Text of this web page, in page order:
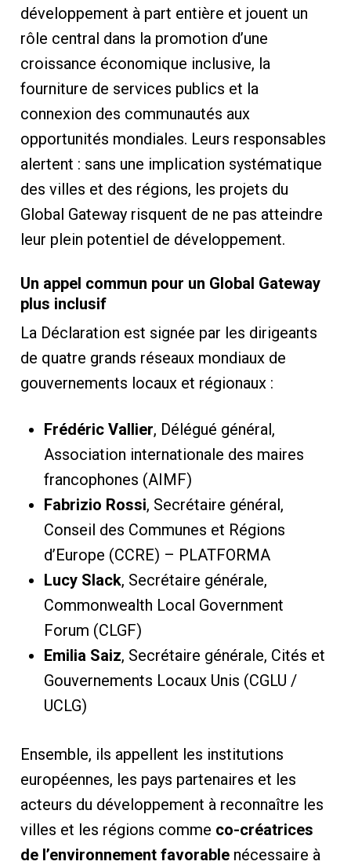
développement à part entière et jouent un
rôle central dans la promotion d’une
croissance économique inclusive, la
fourniture de services publics et la
connexion des communautés aux
opportunités mondiales. Leurs responsables
alertent : sans une implication systématique
des villes et des régions, les projets du
Global Gateway risquent de ne pas atteindre
leur plein potentiel de développement.
Un appel commun pour un Global Gateway
plus inclusif
La Déclaration est signée par les dirigeants
de quatre grands réseaux mondiaux de
gouvernements locaux et régionaux :
Frédéric Vallier, Délégué général,
Association internationale des maires
francophones (AIMF)
Fabrizio Rossi, Secrétaire général,
Conseil des Communes et Régions
d’Europe (CCRE) – PLATFORMA
Lucy Slack, Secrétaire générale,
Commonwealth Local Government
Forum (CLGF)
Emilia Saiz, Secrétaire générale, Cités et
Gouvernements Locaux Unis (CGLU /
UCLG)
Ensemble, ils appellent les institutions
européennes, les pays partenaires et les
acteurs du développement à reconnaître les
villes et les régions comme co-créatrices
de l’environnement favorablenécessaire à